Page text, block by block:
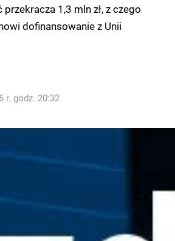
1,3 mln zł, z czego
dofinansowanie z Unii
r. godz. 20:32